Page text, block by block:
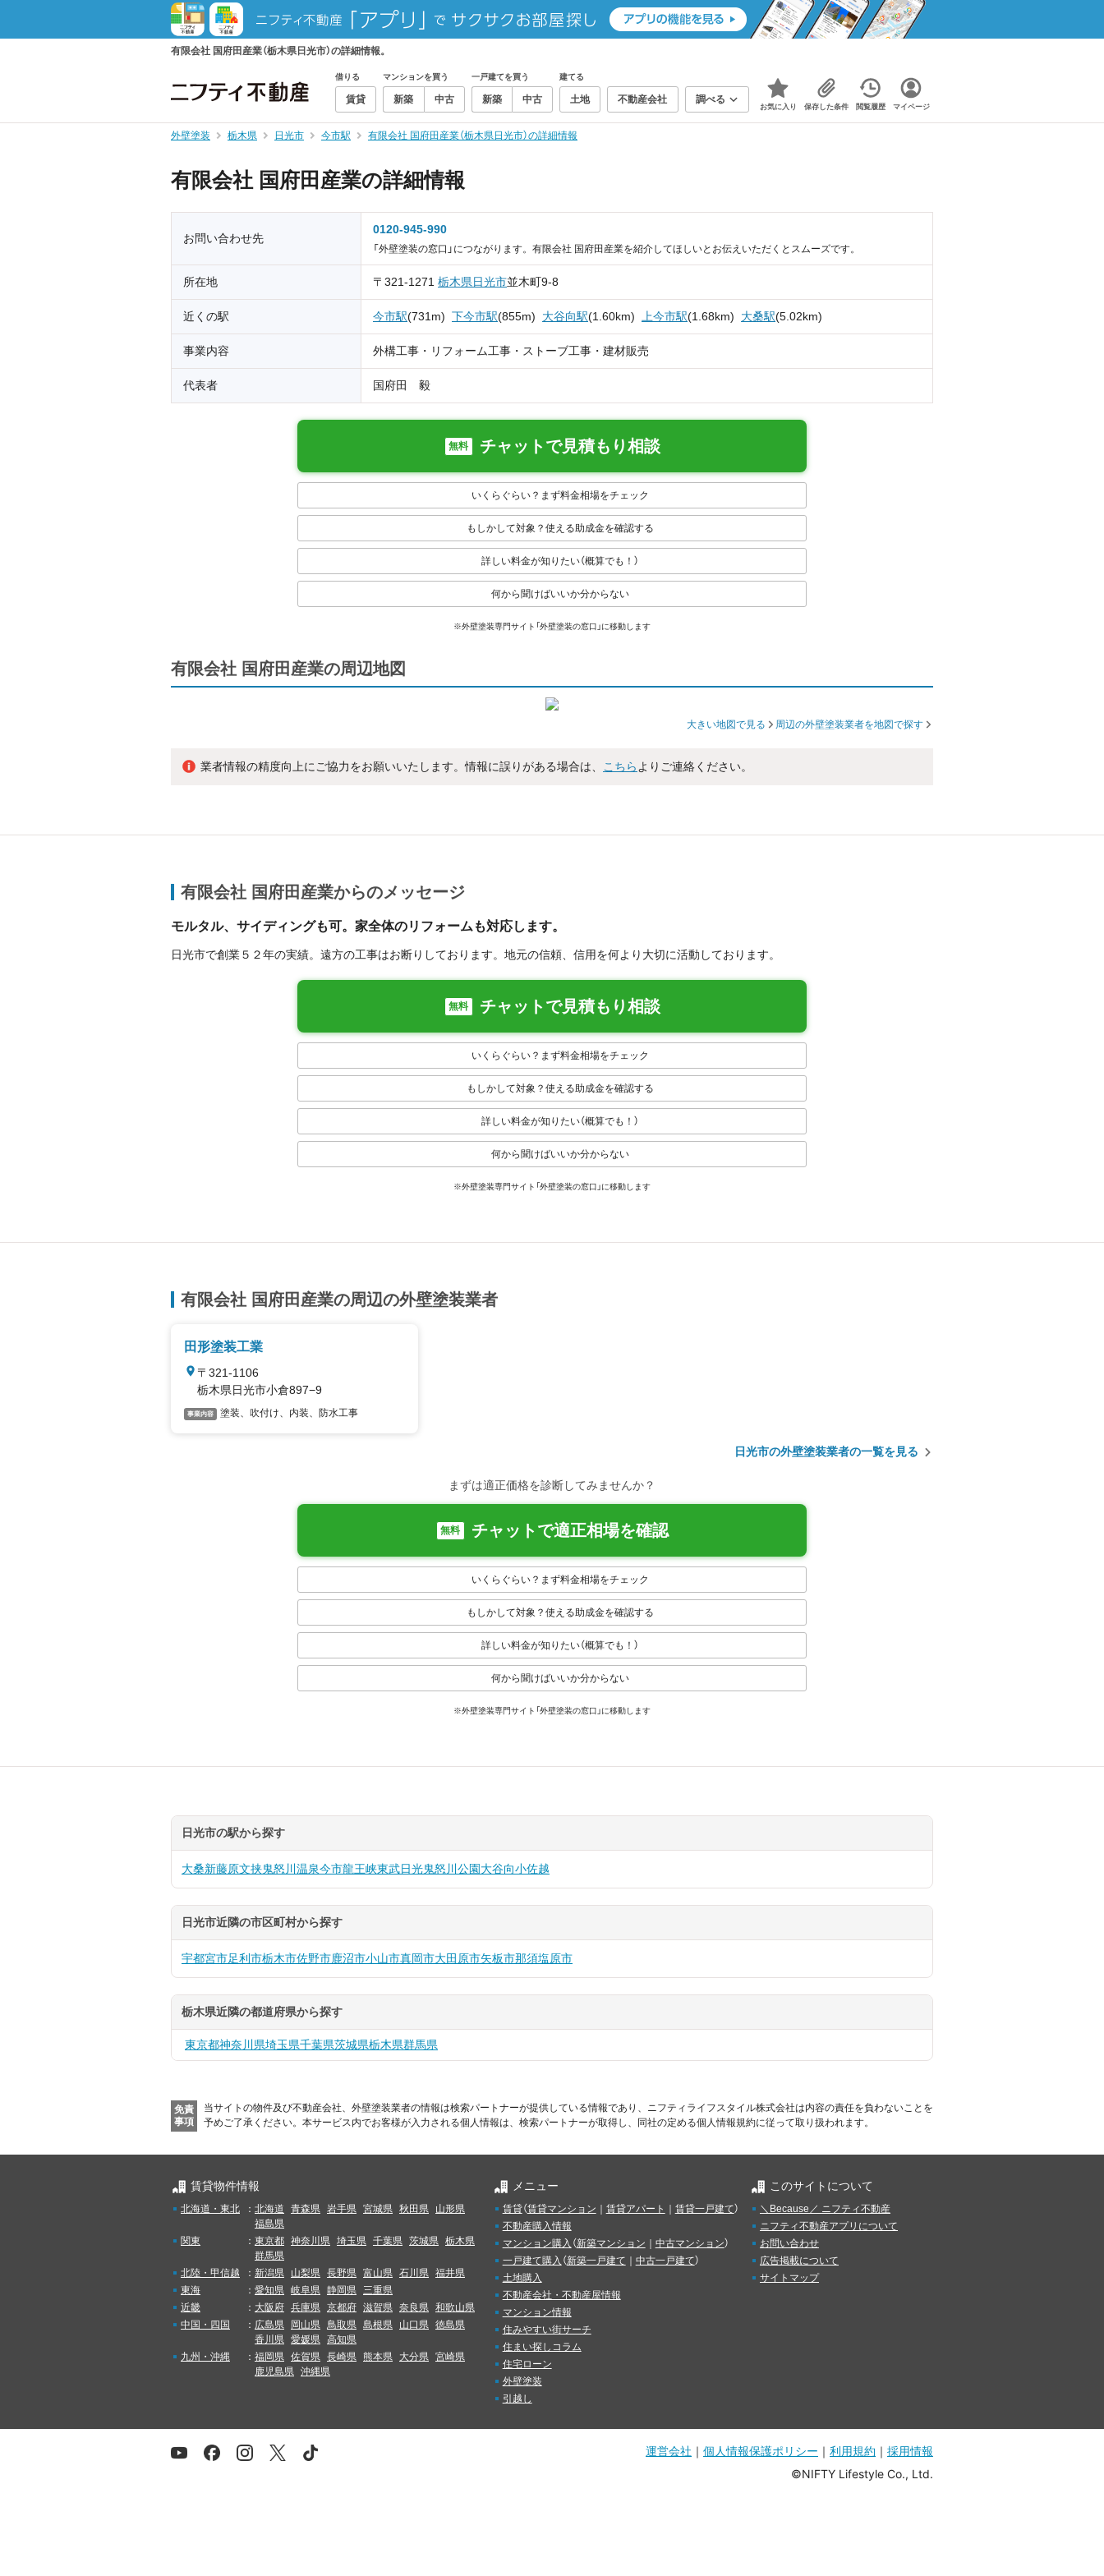
有限会社 国府田産業（栃木県日光市）の詳細情報。
借りる
賃貸
マンションを買う
新築 中古
一戸建てを買う
新築 中古
建てる
土地 不動産会社 調べる
お気に入り 保存した条件 閲覧履歴 マイページ
外壁塗装 栃木県 日光市 今市駅 有限会社 国府田産業（栃木県日光市）の詳細情報
有限会社 国府田産業の詳細情報
お問い合わせ先
0120-945-990
「外壁塗装の窓口」につながります。有限会社 国府田産業を紹介してほしいとお伝えいただくとスムーズです。
所在地 〒321-1271 栃木県日光市並木町9-8
近くの駅 今市駅(731m) 下今市駅(855m) 大谷向駅(1.60km) 上今市駅(1.68km) 大桑駅(5.02km)
事業内容 外構工事・リフォーム工事・ストーブ工事・建材販売
代表者 国府田 毅
無料 チャットで見積もり相談
いくらぐらい？まず料金相場をチェック
もしかして対象？使える助成金を確認する
詳しい料金が知りたい（概算でも！）
何から聞けばいいか分からない
※外壁塗装専門サイト「外壁塗装の窓口」に移動します
有限会社 国府田産業の周辺地図
大きい地図で見る 周辺の外壁塗装業者を地図で探す
業者情報の精度向上にご協力をお願いいたします。情報に誤りがある場合は、 こちら よりご連絡ください。
有限会社 国府田産業からのメッセージ
モルタル、サイディングも可。家全体のリフォームも対応します。
日光市で創業５２年の実績。遠方の工事はお断りしております。地元の信頼、信用を何より大切に活動しております。
無料 チャットで見積もり相談
いくらぐらい？まず料金相場をチェック
もしかして対象？使える助成金を確認する
詳しい料金が知りたい（概算でも！）
何から聞けばいいか分からない
※外壁塗装専門サイト「外壁塗装の窓口」に移動します
有限会社 国府田産業の周辺の外壁塗装業者
田形塗装工業
〒321-1106
栃木県日光市小倉897−9
事業内容 塗装、吹付け、内装、防水工事
日光市の外壁塗装業者の一覧を見る
まずは適正価格を診断してみませんか？
無料 チャットで適正相場を確認
いくらぐらい？まず料金相場をチェック
もしかして対象？使える助成金を確認する
詳しい料金が知りたい（概算でも！）
何から聞けばいいか分からない
※外壁塗装専門サイト「外壁塗装の窓口」に移動します
日光市の駅から探す
大桑新藤原文挟鬼怒川温泉今市龍王峡東武日光鬼怒川公園大谷向小佐越
日光市近隣の市区町村から探す
宇都宮市足利市栃木市佐野市鹿沼市小山市真岡市大田原市矢板市那須塩原市
栃木県近隣の都道府県から探す
東京都神奈川県埼玉県千葉県茨城県栃木県群馬県
免責
事項
当サイトの物件及び不動産会社、外壁塗装業者の情報は検索パートナーが提供している情報であり、ニフティライフスタイル株式会社は内容の責任を負わないことを
予めご了承ください。 本サービス内でお客様が入力される個人情報は、検索パートナーが取得し、同社の定める個人情報規約に従って取り扱われます。
賃貸物件情報
北海道・東北 ： 北海道 青森県 岩手県 宮城県 秋田県
山形県
福島県
関東
： 東京都 神奈川県 埼玉県 千葉県 茨城県 栃木県
群馬県
北陸・甲信越
： 新潟県 山梨県 長野県 富山県 石川県 福井県
東海
： 愛知県 岐阜県 静岡県 三重県
近畿
： 大阪府 兵庫県 京都府 滋賀県 奈良県 和歌山県
中国・四国
： 広島県 岡山県 鳥取県 島根県 山口県 徳島県
香川県 愛媛県 高知県
九州・沖縄
： 福岡県 佐賀県 長崎県 熊本県 大分県 宮崎県
鹿児島県 沖縄県
メニュー
賃貸（賃貸マンション 賃貸アパート 賃貸一戸建て）
不動産購入情報
マンション購入 （新築マンション 中古マンション）
一戸建て購入 （新築一戸建て 中古一戸建て）
土地購入
不動産会社・不動産屋情報
マンション情報
住みやすい街サーチ
住まい探しコラム
住宅ローン
外壁塗装
引越し
このサイトについて
＼Because／ ニフティ不動産
ニフティ不動産アプリについて
お問い合わせ
広告掲載について
サイトマップ
運営会社 ｜ 個人情報保護ポリシー ｜ 利用規約 ｜ 採用情報
©NIFTY Lifestyle Co., Ltd.